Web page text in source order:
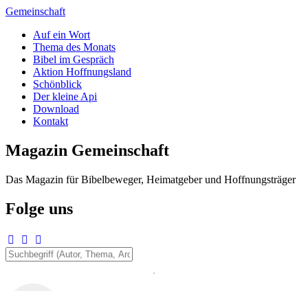
Zum
springen
Gemeinschaft
Auf ein Wort
Thema des Monats
Bibel im Gespräch
Aktion Hoffnungsland
Schönblick
Der kleine Api
Download
Kontakt
Magazin Gemeinschaft
Das Magazin für Bibelbeweger, Heimatgeber und Hoffnungsträger
Folge uns